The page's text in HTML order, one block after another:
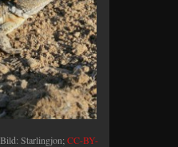
Starlingjon;CC-BY-